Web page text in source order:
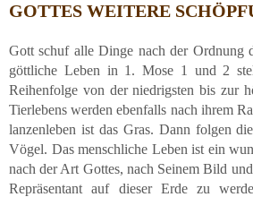
GOTTES WEITERE
Gott schuf alle Dinge nach der Ordnung
göttliche Leben in 1. Mose 1 und 2
Reihenfolge von der niedrigsten bis zur
Tierlebens werden ebenfalls nach ihrem
lanzenleben ist das Gras. Dann folgen
Vögel. Das menschliche Leben ist ein
nach der Art Gottes, nach Seinem Bild
Repräsentant auf dieser Erde zu